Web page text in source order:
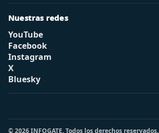
Nuestras redes
YouTube
Facebook
Instagram
X
Bluesky
© 2026 INFOGATE. Todos los derechos reservados.